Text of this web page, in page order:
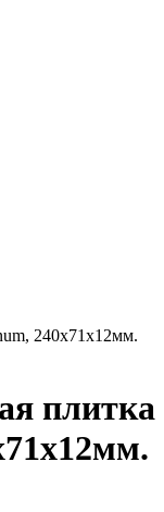
240х71х12мм.
плитка